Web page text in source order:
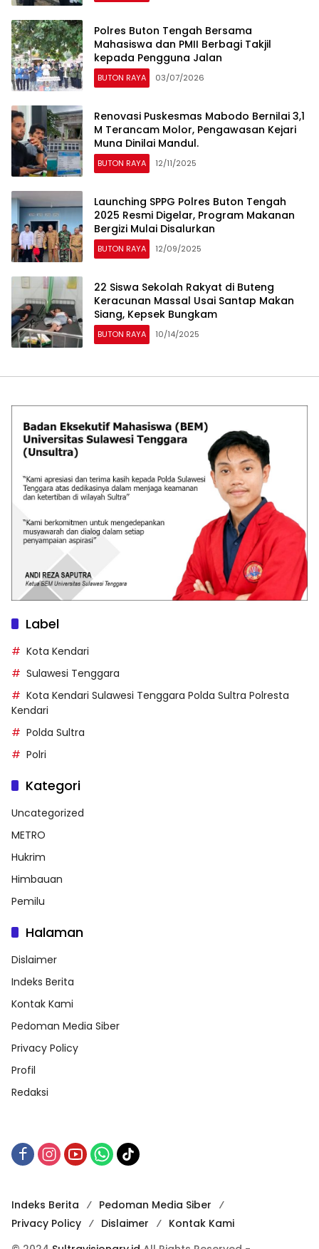
Polres Buton Tengah Bersama
Mahasiswa dan PMII Berbagi Takjil
kepada Pengguna Jalan
BUTON RAYA 03/07/2026
Renovasi Puskesmas Mabodo Bernilai 3,1
M Terancam Molor, Pengawasan Kejari
Muna Dinilai Mandul.
BUTON RAYA 12/11/2025
Launching SPPG Polres Buton Tengah
2025 Resmi Digelar, Program Makanan
Bergizi Mulai Disalurkan
BUTON RAYA 12/09/2025
22 Siswa Sekolah Rakyat di Buteng
Keracunan Massal Usai Santap Makan
Siang, Kepsek Bungkam
BUTON RAYA 10/14/2025
Label
Kota Kendari
Sulawesi Tenggara
Kota Kendari Sulawesi Tenggara Polda Sultra Polresta
Kendari
Polda Sultra
Polri
Kategori
Uncategorized
METRO
Hukrim
Himbauan
Pemilu
Halaman
Dislaimer
Indeks Berita
Kontak Kami
Pedoman Media Siber
Privacy Policy
Profil
Redaksi
Indeks Berita
Pedoman Media Siber
Privacy Policy
Dislaimer
Kontak Kami